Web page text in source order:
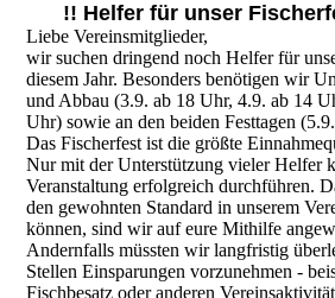
!! Helfer für unser
Liebe Vereinsmitglieder,
wir suchen dringend noch Helfer für
diesem Jahr. Besonders benötigen wir
und Abbau (3.9. ab 18 Uhr, 4.9. ab 14
Uhr) sowie an den beiden Festtagen
Das Fischerfest ist die größte
Nur mit der Unterstützung vieler Helfer
Veranstaltung erfolgreich durchführen.
den gewohnten Standard in unserem
können, sind wir auf eure Mithilfe
Andernfalls müssten wir langfristig
Stellen Einsparungen vorzunehmen -
Fischbesatz oder anderen